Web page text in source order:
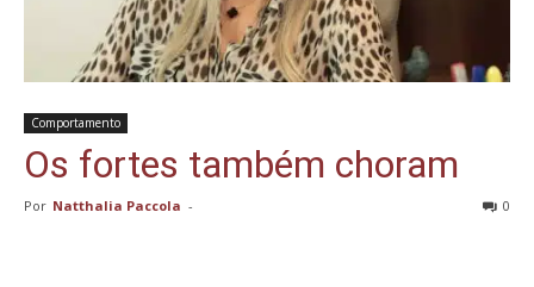
Comportamento
Os fortes também choram
Por Natthalia Paccola - 0